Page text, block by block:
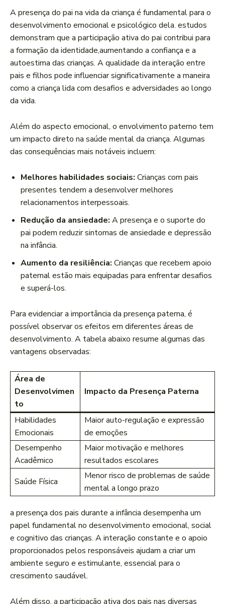
A presença do ​pai na⁤ vida‌ da ​criança‌ é fundamental para ⁢o
desenvolvimento emocional e psicológico dela. estudos
demonstram que⁣ a participação ativa do pai contribui para
a formação da identidade,aumentando a⁣ confiança e a
autoestima das crianças. ⁢A qualidade da interação entre
pais e filhos pode influenciar significativamente ⁤a ⁢maneira
como a ​criança lida ‌com desafios e adversidades ​ao longo⁢
da‌ vida.
Além do aspecto emocional, o envolvimento paterno tem
um impacto direto na saúde mental da criança. ⁢Algumas
das consequências mais notáveis incluem:
Melhores habilidades sociais: ​Crianças ​com pais⁤
presentes tendem​ a desenvolver melhores
relacionamentos ‍interpessoais.
Redução da ansiedade: A presença e ‌o suporte do
‌pai podem reduzir sintomas de ‍ansiedade⁤ e depressão⁣
na infância.
Aumento da resiliência: Crianças ⁢que ‍recebem‍ apoio
⁢paternal estão mais equipadas para enfrentar desafios
e superá-los.
Para evidenciar a ‍importância da presença paterna, é
possível observar os​ efeitos em diferentes áreas de
desenvolvimento. A tabela abaixo‌ resume algumas das
vantagens observadas:
Área de⁤
Desenvolvimen
to
Impacto da Presença Paterna
Habilidades
Emocionais
Maior auto-regulação e expressão
de emoções
Desempenho
Acadêmico
Maior motivação e melhores⁣
resultados escolares
Saúde Física
Menor⁣ risco de ‍problemas ⁣de saúde
mental a longo prazo
a presença dos pais durante a infância desempenha um
papel‌ fundamental no desenvolvimento emocional, social
e cognitivo das crianças. A interação constante e o ⁢apoio
proporcionados pelos responsáveis ajudam a criar⁢ um
ambiente ‌seguro e⁢ estimulante, essencial para o
crescimento saudável.
Além disso, a participação ativa dos pais nas diversas